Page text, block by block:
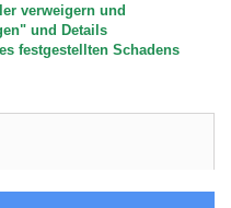
verweigern und
und Details
festgestellten Schadens